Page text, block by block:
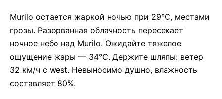
Murilo остается жаркой ночью при 29°C, местами
грозы. Разорванная облачность пересекает
ночное небо над Murilo. Ожидайте тяжелое
ощущение жары — 34°C. Держите шляпы: ветер
32 км/ч с west. Невыносимо душно, влажность
составляет 80%.